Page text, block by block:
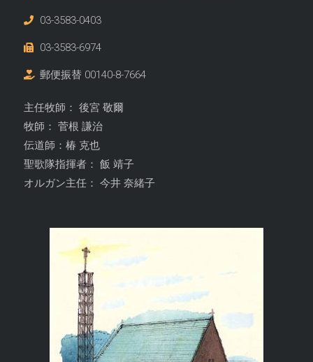
03-3583-0403
03-3583-6974
郵便振替 00140-8-7664
主任牧師： 後宮 敬爾
牧師： 菅根 謙治
伝道師：椿 克也
聖歌隊指揮者： 飯 靖子
オルガン主任： 今井 奈緒子